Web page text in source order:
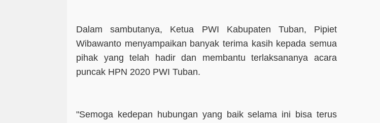
Dalam sambutanya, Ketua PWI Kabupaten Tuban, Pipiet
Wibawanto menyampaikan banyak terima kasih kepada semua
pihak yang telah hadir dan membantu terlaksananya acara
puncak HPN 2020 PWI Tuban.
"Semoga kedepan hubungan yang baik selama ini bisa terus